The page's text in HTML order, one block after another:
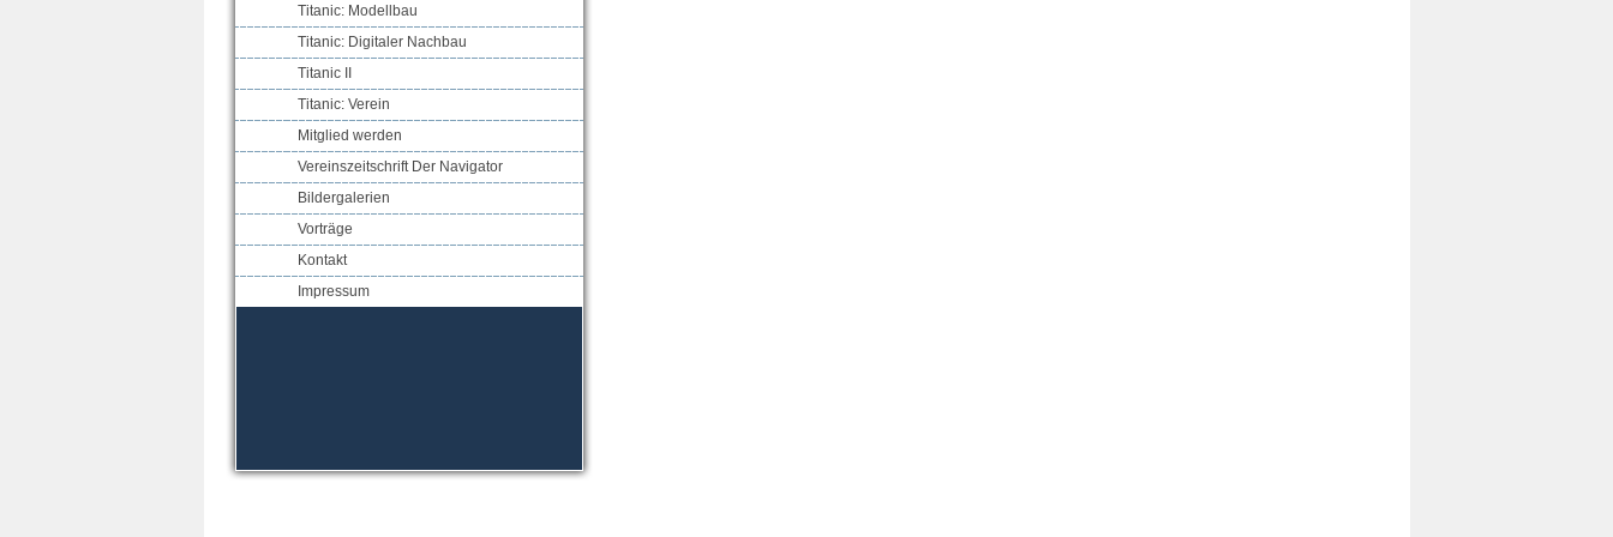
Titanic: Modellbau
Titanic: Digitaler Nachbau
Titanic II
Titanic: Verein
Mitglied werden
Vereinszeitschrift Der Navigator
Bildergalerien
Vorträge
Kontakt
Impressum